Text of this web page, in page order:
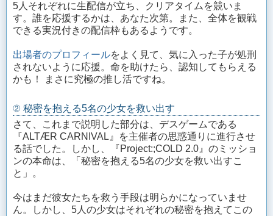
5人それぞれに生配信が立ち、クリアタイムを競いま
す。誰を応援するかは、あなた次第。また、全体を観戦
できる実況付きの配信枠もあるようです。
出場者のプロフィールをよく見て、気に入った子が処刑
されないように応援。命を助けたら、認知してもらえる
かも！ まさに究極の推し活ですね。
② 秘密を抱える5名の少女を救い出す
さて、これまで説明した部分は、デスゲームである
『ALTÆR CARNIVAL』を主催者の思惑通りに進行させ
る話でした。しかし、『Project:;COLD 2.0』のミッショ
ンの本命は、「秘密を抱える5名の少女を救い出すこ
と」。
今はまだ彼女たちを救う手段は明らかになっていませ
ん。しかし、5人の少女はそれぞれの秘密を抱えてこの